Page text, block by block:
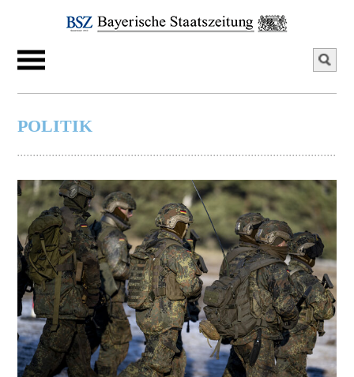
POLITIK